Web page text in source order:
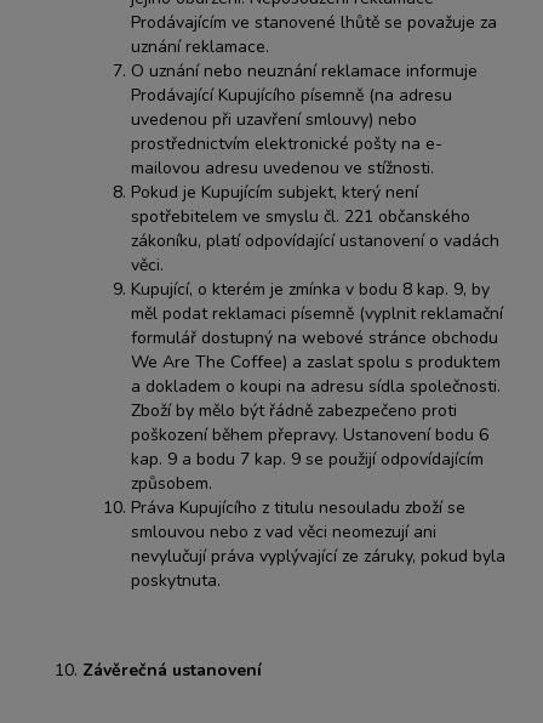
Prodávajícím ve stanovené lhůtě se považuje za
uznání reklamace.
O uznání nebo neuznání reklamace informuje
Prodávající Kupujícího písemně (na adresu
uvedenou při uzavření smlouvy) nebo
prostřednictvím elektronické pošty na e-
mailovou adresu uvedenou ve stížnosti.
Pokud je Kupujícím subjekt, který není
spotřebitelem ve smyslu čl. 221 občanského
zákoníku, platí odpovídající ustanovení o vadách
věci.
Kupující, o kterém je zmínka v bodu 8 kap. 9, by
měl podat reklamaci písemně (vyplnit reklamační
formulář dostupný na webové stránce obchodu
We Are The Coffee) a zaslat spolu s produktem
a dokladem o koupi na adresu sídla společnosti.
Zboží by mělo být řádně zabezpečeno proti
poškození během přepravy. Ustanovení bodu 6
kap. 9 a bodu 7 kap. 9 se použijí odpovídajícím
způsobem.
Práva Kupujícího z titulu nesouladu zboží se
smlouvou nebo z vad věci neomezují ani
nevylučují práva vyplývající ze záruky, pokud byla
poskytnuta.
Závěrečná ustanovení